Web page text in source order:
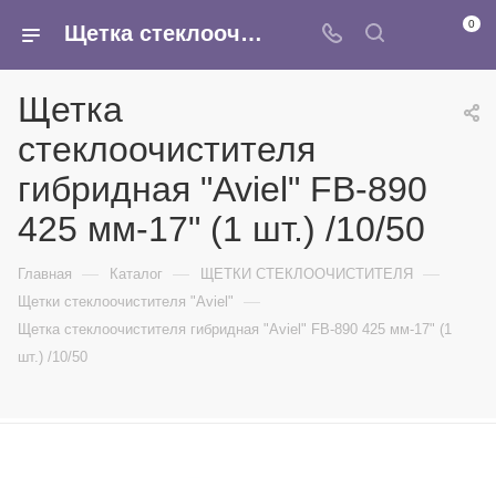
Щетка стеклоочистителя гибридная "Aviel" FB-890 425 мм-17" (1 шт.) /10/50 - купить в интернет-магазине Армина 0
Щетка
стеклоочистителя
гибридная "Aviel" FB-890
425 мм-17" (1 шт.) /10/50
Главная — Каталог — ЩЕТКИ СТЕКЛООЧИСТИТЕЛЯ —
Щетки стеклоочистителя "Aviel" —
Щетка стеклоочистителя гибридная "Aviel" FB-890 425 мм-17" (1
шт.) /10/50